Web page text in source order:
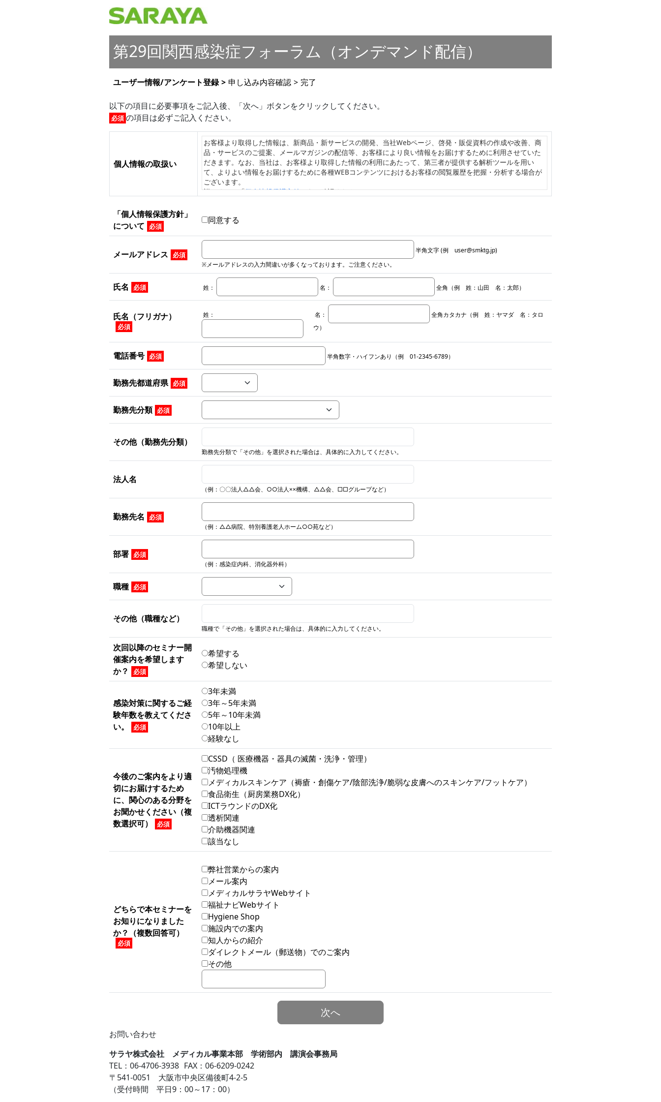
第29回関西感染症フォーラム（オンデマンド配信）
ユーザー情報/アンケート登録 > 申し込み内容確認 > 完了
以下の項目に必要事項をご記入後、「次へ」ボタンをクリックしてください。
必須 の項目は必ずご記入ください。
個人情報の取扱い
お客様より取得した情報は、新商品・新サービスの開発、当社Webページ、啓発・販促資料の作成や改善、商
品・サービスのご提案、メールマガジンの配信等、お客様により良い情報をお届けするために利用させていた
だきます。なお、当社は、お客様より取得した情報の利用にあたって、第三者が提供する解析ツールを用い
て、よりよい情報をお届けするために各種WEBコンテンツにおけるお客様の閲覧履歴を把握・分析する場合が
ございます。
詳しくは、「個人情報保護方針」をご確認ください。
「個人情報保護方針」
について
必須
同意する
メールアドレス 必須
半角文字 (例 user@smktg.jp)
※メールアドレスの入力間違いが多くなっております。ご注意ください。
氏名 必須 姓： 名： 全角（例 姓：山田 名：太郎）
氏名（フリガナ）
必須
姓： 名：
全角カタカナ（例 姓：ヤマダ 名：タロ
ウ）
電話番号 必須 半角数字・ハイフンあり（例 01-2345-6789）
勤務先都道府県 必須
勤務先分類 必須
その他（勤務先分類）
勤務先分類で「その他」を選択された場合は、具体的に入力してください。
法人名
（例：〇〇法人△△会、○○法人××機構、△△会、□□グループなど）
勤務先名 必須
（例：△△病院、特別養護老人ホーム○○苑など）
部署 必須
（例：感染症内科、消化器外科）
職種 必須
その他（職種など）
職種で「その他」を選択された場合は、具体的に入力してください。
次回以降のセミナー開
催案内を希望します
か？
必須
希望する
希望しない
感染対策に関するご経
験年数を教えてくださ
い。
必須
3年未満
3年～5年未満
5年～10年未満
10年以上
経験なし
今後のご案内をより適
切にお届けするため
に、関心のある分野を
お聞かせください（複
数選択可）
必須
CSSD（ 医療機器・器具の滅菌・洗浄・管理）
汚物処理機
メディカルスキンケア（褥瘡・創傷ケア/陰部洗浄/脆弱な皮膚へのスキンケア/フットケア）
食品衛生（厨房業務DX化）
ICTラウンドのDX化
透析関連
介助機器関連
該当なし
どちらで本セミナーを
お知りになりました
か？（複数回答可）
必須
弊社営業からの案内
メール案内
メディカルサラヤWebサイト
福祉ナビWebサイト
Hygiene Shop
施設内での案内
知人からの紹介
ダイレクトメール（郵送物）でのご案内
その他
次へ
お問い合わせ
サラヤ株式会社 メディカル事業本部 学術部内 講演会事務局
TEL：06-4706-3938 FAX：06-6209-0242
〒541-0051 大阪市中央区備後町4-2-5
（受付時間 平日9：00～17：00）